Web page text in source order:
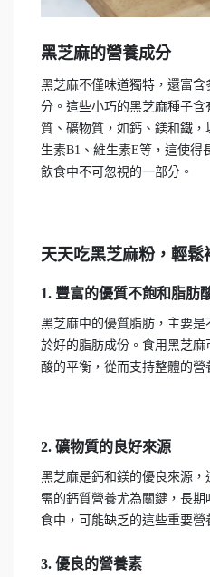
黑芝麻的營養成分
黑芝麻不僅味道獨特，還富
分。這些小巧的黑芝麻種子含
質、礦物質，如鈣、鎂和鐵
生素B1、維生素E等，這使得
飲食中不可忽視的一部分。
天天吃黑芝麻粉，輕鬆
1. 豐富的優質不飽和脂肪
黑芝麻中的優質脂肪，主要
於好的脂肪成份。食用黑芝
酸的平衡，從而支持整體的營
2. 礦物質的良好來源
黑芝麻是鈣和鎂的優良來源
需的鈣質營養尤為關鍵，長
食中，可能缺乏的這些重要營
3. 優良的營養素